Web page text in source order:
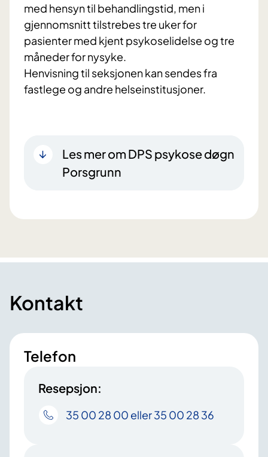
med hensyn til behandlingstid, men i
gjennomsnitt tilstrebes tre uker for
pasienter med kjent psykoselidelse og tre
måneder for nysyke.
Henvisning til seksjonen kan sendes fra
fastlege og andre helseinstitusjoner.
Les mer om DPS psykose døgn
Porsgrunn
Kontakt
Telefon
Resepsjon:
35 00 28 00 eller 35 00 28 36